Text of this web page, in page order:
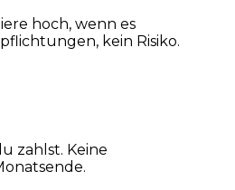
hoch, wenn es
kein Risiko.
zahlst. Keine